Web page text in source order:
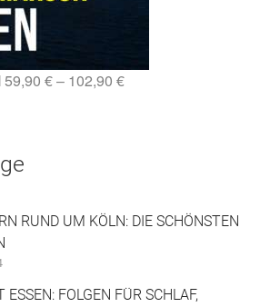
59,90 €– 102,90 €
RUND UM KÖLN: DIE SCHÖNSTEN
ESSEN: FOLGEN FÜR SCHLAF,